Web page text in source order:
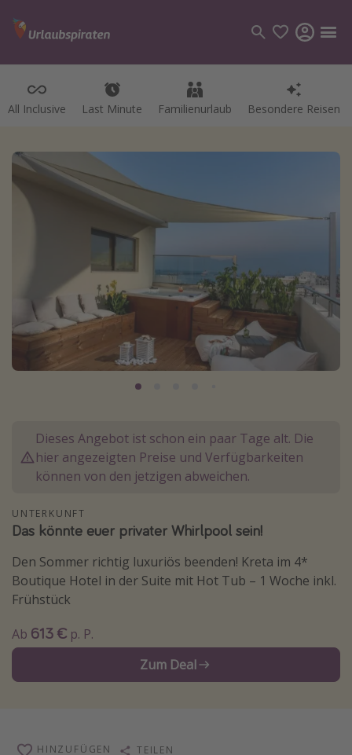
All Inclusive Last Minute Familienurlaub Besondere Reisen
Kategorien
Hotel
Pauschalreisen
Alle Reiseziele
Bodensee Urlaub
Gozo Urlaub
Normandie Urlaub
Kefalonia Urlaub
Krabi Urlaub
Sri Lanka Rundreise
Reisethemen
Alle Reisethemen
Wellnessurlaub
Disneyland Paris
Singlereisen
Dieses Angebot ist schon ein paar Tage alt. Die
hier angezeigten Preise und Verfügbarkeiten
können von den jetzigen abweichen.
UNTERKUNFT
Das könnte euer privater Whirlpool sein!
Den Sommer richtig luxuriös beenden! Kreta im 4*
Boutique Hotel in der Suite mit Hot Tub – 1 Woche inkl.
Frühstück
Ab 613 € p. P.
Zum Deal
HINZUFÜGEN TEILEN